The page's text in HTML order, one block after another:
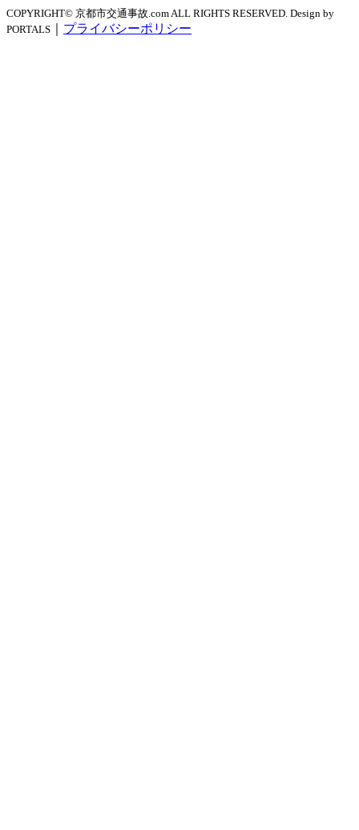
COPYRIGHT© 京都市交通事故.com ALL RIGHTS RESERVED. Design by
PORTALS
プライバシーポリシー